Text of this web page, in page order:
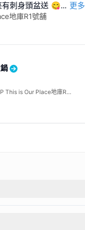
刺身頭盆送 😋... 更多
地庫R1號舖
This is Our Place地庫R1